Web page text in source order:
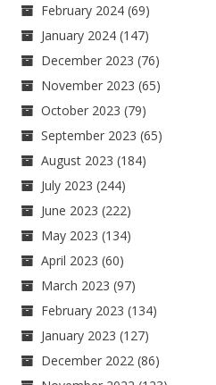
February 2024 (69)
January 2024 (147)
December 2023 (76)
November 2023 (65)
October 2023 (79)
September 2023 (65)
August 2023 (184)
July 2023 (244)
June 2023 (222)
May 2023 (134)
April 2023 (60)
March 2023 (97)
February 2023 (134)
January 2023 (127)
December 2022 (86)